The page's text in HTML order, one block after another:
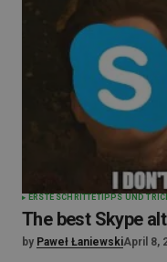
ERSTE SCHRITTETIPPS UND
The best Skype
by Paweł ŁaniewskiApril 8,